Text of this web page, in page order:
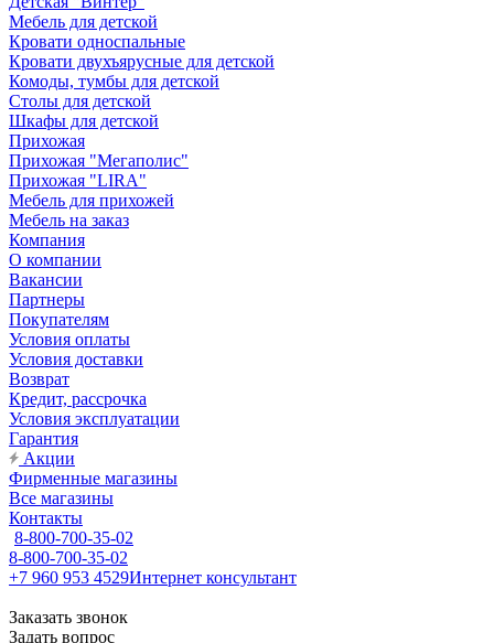
Мебель для детской
Кровати односпальные
Кровати двухъярусные для детской
Комоды, тумбы для детской
Столы для детской
Шкафы для детской
Прихожая
Прихожая "Мегаполис"
Прихожая "LIRA"
Мебель для прихожей
Мебель на заказ
Компания
О компании
Вакансии
Партнеры
Покупателям
Условия оплаты
Условия доставки
Возврат
Кредит, рассрочка
Условия эксплуатации
Гарантия
Акции
Фирменные магазины
Все магазины
Контакты
8-800-700-35-02
8-800-700-35-02
+7 960 953 4529Интернет консультант
Заказать звонок
Задать вопрос